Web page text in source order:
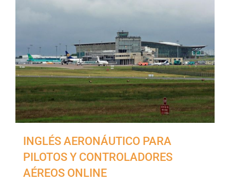
INGLÉS AERONÁUTICO PARA
PILOTOS Y CONTROLADORES
AÉREOS ONLINE